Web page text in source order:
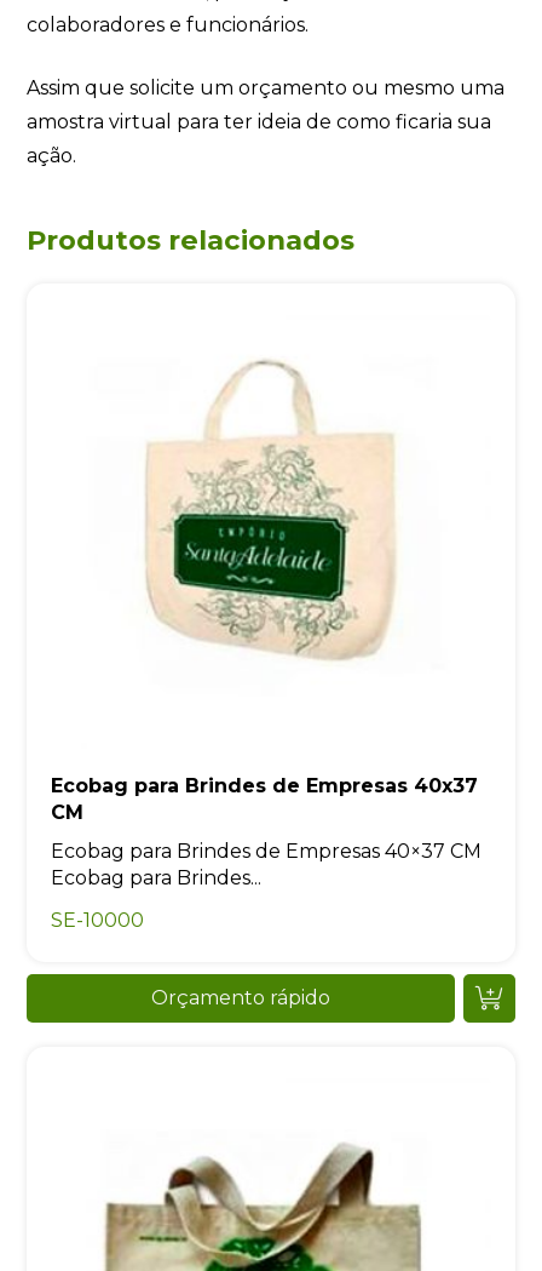
colaboradores e funcionários.
Assim que solicite um orçamento ou mesmo uma
amostra virtual para ter ideia de como ficaria sua
ação.
Produtos relacionados
Ecobag para Brindes de Empresas 40x37
CM
Ecobag para Brindes de Empresas 40×37 CM
Ecobag para Brindes...
SE-10000
Orçamento rápido